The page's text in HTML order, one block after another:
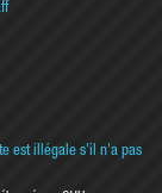
est illégale s'il n'a pas